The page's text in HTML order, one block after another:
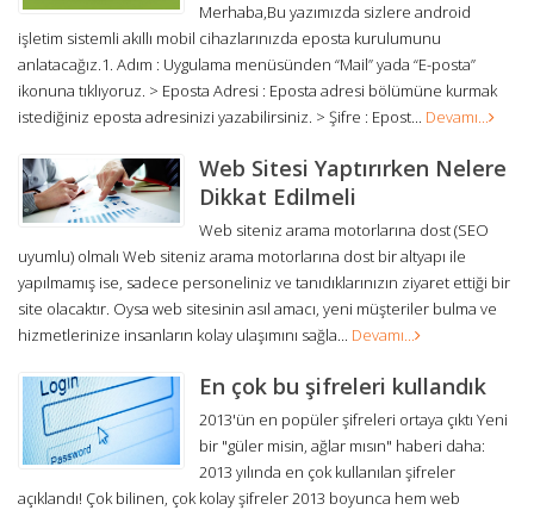
Merhaba,Bu yazımızda sizlere android
işletim sistemli akıllı mobil cihazlarınızda eposta kurulumunu
anlatacağız.1. Adım : Uygulama menüsünden “Mail” yada “E-posta”
ikonuna tıklıyoruz. > Eposta Adresi : Eposta adresi bölümüne kurmak
istediğiniz eposta adresinizi yazabilirsiniz. > Şifre : Epost... Devamı...
Web Sitesi Yaptırırken Nelere
Dikkat Edilmeli
Web siteniz arama motorlarına dost (SEO
uyumlu) olmalı Web siteniz arama motorlarına dost bir altyapı ile
yapılmamış ise, sadece personeliniz ve tanıdıklarınızın ziyaret ettiği bir
site olacaktır. Oysa web sitesinin asıl amacı, yeni müşteriler bulma ve
hizmetlerinize insanların kolay ulaşımını sağla... Devamı...
En çok bu şifreleri kullandık
2013'ün en popüler şifreleri ortaya çıktı Yeni
bir "güler misin, ağlar mısın" haberi daha:
2013 yılında en çok kullanılan şifreler
açıklandı! Çok bilinen, çok kolay şifreler 2013 boyunca hem web